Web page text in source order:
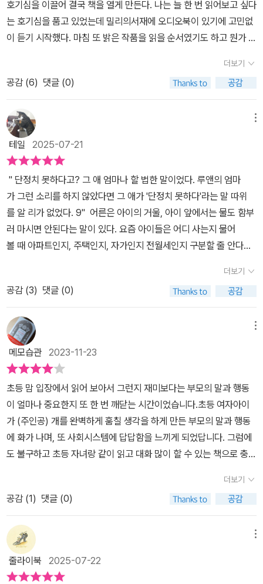
호기심을 이끌어 결국 책을 열게 만든다. 나는 늘 한 번 읽어보고 싶다
는 호기심을 품고 있었는데 밀리의서재에 오디오북이 있기에 고민없
이 듣기 시작했다. 마침 또 밝은 작품을 읽을 순서였기도 하고 뭔가 착
들었는데, 윌리가 등장하고 부터는 그 귀여움에 재미가 두 배가 된다.
그리고 뒤로 갈 수록 진한 감동을 선사해주는 소설이다.​-솔직히 말하
자면, 초반에 루즈하고 답답한 느낌은 여자아이 때문이 80% 였는데,
오디오북의 가장 큰 단점이 여기서 나타난다. 성우분이 연기를 해주
기 때문에 주인공의 성격적 결함이 더 돋보이고, 그래서 더 꼴보기 싫
고, 그래서 책까지 재미가 없어진다는 것!(이러한 이유로 드라마를 못
보는 사람,, 맘에 안드는 등장인물 나올 때마다 온몸으로 분노함ㅋ)
그래서 초반에 집중하기가 쉽지는 않았다. 물론 한창 예민할 나이에
제대로 씻지도, 먹지도 못하면서 친구들에게 부끄러운 모습을 보이고
함께 어울리지 못한다는 건 아이에게 큰 상처이고 고통일 수 밖에 없
다. 엄마는 엄마 나름대로 큰 노력을 하고있지만, 아이들도 그 나름 이
상황을 손 놓고 있을 수 만은 없다. 아이들 두뇌로 가장 그럴싸한 돈을
버는 방법은 ‘개를 훔치는’ 것이었다. 강아지를 잃어 상심한 주인이 사
례금을 준다는 전단지를 돌리면 돌려준다는 계획. 그렇게 시작 된 이
된 것이다.​-아이를 이런 상황에 빠트리다니.. 라는 생각이 들면서도
막막한 어머니의 심정이 이해가 된다. 또한 힘든 상황인건 이해하지
만 엄마한테 그런 말을 하면 어떡하니! 하는 생각도 든다. 이해가 되면
서도 이해할 수 없는 상황들이 오히려 사랑을 만들어 낸 것이 아닐까
생각한다. 힘든 상황 속에서 말다툼을 하면서도 끝내 서로를 생각하
는 모습. 자신이 겪은 고통에 분노하면서도 이해하려고 노력하는 모
습. 그런 것들이 이 소설 속에는 가득 들어있다. 아이들의 성장소설 같
으면서도 어쩌면 그 속에서 어른들이 배울 점이 더 많은 이야기. <개
를 훔치는 완벽한 방법>은 그런 소설이다.
더보기
공감 (6) 댓글 (0)
테일 2025-07-21
" 단정치 못하다고? 그 애 엄마나 할 법한 말이었다. 루앤의 엄마
가 그런 소리를 하지 않았다면 그 애가 '단정치 못하다'라는 말 따위
를 알 리가 없었다. 9" 어른은 아이의 거울, 아이 앞에서는 물도 함부
러 마시면 안된다는 말이 있다. 요즘 아이들은 어디 사는지 물어
볼 때 아파트인지, 주택인지, 자가인지 전월세인지 구분할 줄 안다
처럼 그때 어른들이 셈하던 숫자를 요즘은 아이들도 헤아린다. 그 셈
법이 어디에서 왔을까 생각해보면 주변 어른들의 말투와 행동을 그대
로 따라 배우게 된 것이라는 결론이 나온다. 조지나의 가장 가까운 친
구였던 루앤이 조지나에게 상처를 준 방식도 마찬가지였다. 요즘 아
이들의 태도와 변화를 문제 삼으려거든 우리 사회와 어른인 자신
이 어떤 모습을 보여주었던가 먼저 생각해보아야 겠다. " 여기서 벗
어나고 싶다는 생각만 점점 커졌다. 이대로 두둥실 날아올라 천장
을 뚫고 새파란 하늘로 떠오를 수 있다면. 나는 여기에 어울리지 않는
다. 이 애들과 함께일 수 없다. 나는 그 영화를 보지 못했다. 모두들 팔
목에 하나씩 두른 팔찌도 나에겐 없다. 이 아이들이 쇼핑몰을 구경하
며 팔찌 등을 사는 동안 나는 월그린 할인 매장 화장실에서 내 속옷
을 빨고 있었다. 여기서 내가 할 수 있는 일이라곤 자리를 지키고 앉
아 스파게티 가락을 돌리면서 윌리를 생각하는 것뿐이었다. 96" 지
금은 내가 무엇을 가지고 있고, 가질 수 있는지 남과 비교하지 않는
들 속에서는 어차피 사는게 다 비슷하겠지 싶다. 갑자기 누가 복권
에 당첨됐다고 한다면야 부러우니 맛있는 밥이라도 한번 사주십사 하
겠지만, 더 가졌다고 해서 거리감을 느낄 일도 없다. 하지만 조지나처
럼 어렸을 땐 다른 애들이 가지고 있는 장난감이나 다양한 색의 파스
더보기
공감 (3) 댓글 (0)
메모습관 2023-11-23
초등 맘 입장에서 읽어 보아서 그런지 재미보다는 부모의 말과 행동
이 얼마나 중요한지 또 한 번 깨닫는 시간이었습니다.초등 여자아이
가 (주인공) 개를 완벽하게 훔칠 생각을 하게 만든 부모의 말과 행동
에 화가 나며, 또 사회시스템에 답답함을 느끼게 되었답니다. 그럼에
도 불구하고 초등 자녀랑 같이 읽고 대화 많이 할 수 있는 책으로 충분
더보기
공감 (1) 댓글 (0)
줄라이북 2025-07-22